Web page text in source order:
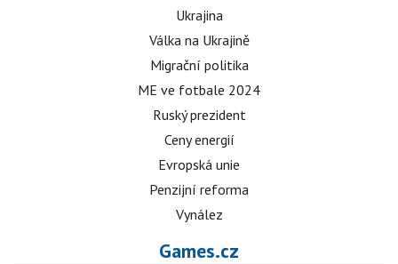
Ukrajina
Válka na Ukrajině
Migrační politika
ME ve fotbale 2024
Ruský prezident
Ceny energií
Evropská unie
Penzijní reforma
Vynález
Games.cz